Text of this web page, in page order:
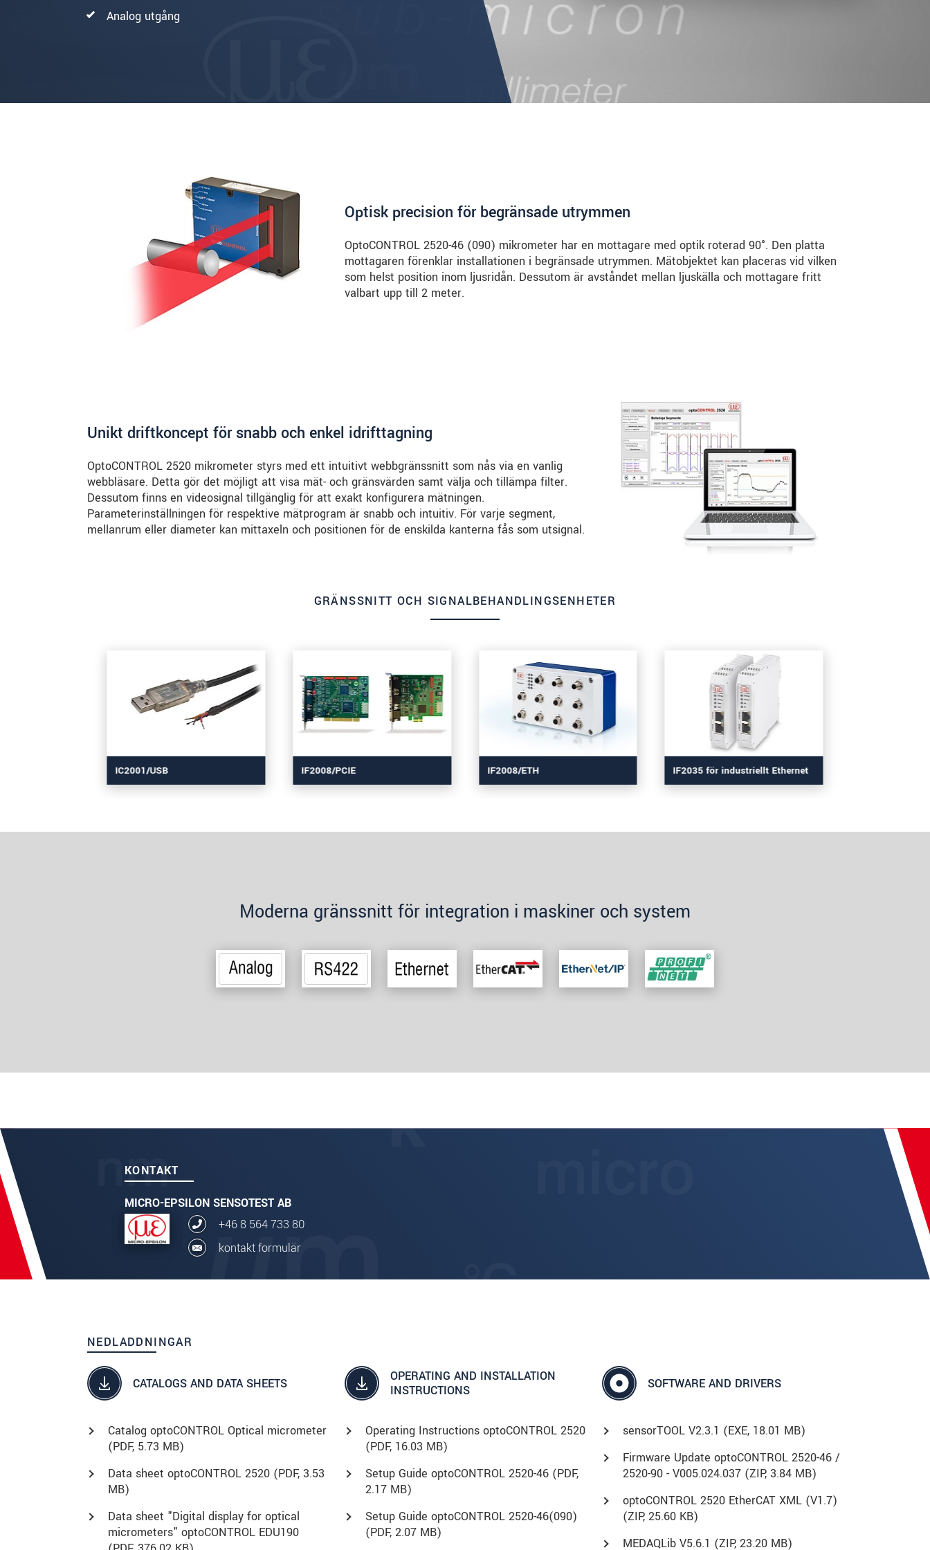
Analog utgång
Optisk precision för begränsade utrymmen
OptoCONTROL 2520-46 (090) mikrometer har en mottagare med optik roterad 90°. Den platta
mottagaren förenklar installationen i begränsade utrymmen. Mätobjektet kan placeras vid vilken
som helst position inom ljusridån. Dessutom är avståndet mellan ljuskälla och mottagare fritt
valbart upp till 2 meter.
Unikt driftkoncept för snabb och enkel idrifttagning
OptoCONTROL 2520 mikrometer styrs med ett intuitivt webbgränssnitt som nås via en vanlig
webbläsare. Detta gör det möjligt att visa mät- och gränsvärden samt välja och tillämpa filter.
Dessutom finns en videosignal tillgänglig för att exakt konfigurera mätningen.
Parameterinställningen för respektive mätprogram är snabb och intuitiv. För varje segment,
mellanrum eller diameter kan mittaxeln och positionen för de enskilda kanterna fås som utsignal.
GRÄNSSNITT OCH SIGNALBEHANDLINGSENHETER
IC2001/USB IF2008/PCIE IF2008/ETH IF2035 för industriellt Ethernet
Moderna gränssnitt för integration i maskiner och system
KONTAKT
MICRO-EPSILON SENSOTEST AB
+46 8 564 733 80
kontakt formulär
NEDLADDNINGAR
CATALOGS AND DATA SHEETS
Catalog optoCONTROL Optical micrometer
(PDF, 5.73 MB)
Data sheet optoCONTROL 2520 (PDF, 3.53
MB)
Data sheet "Digital display for optical
micrometers" optoCONTROL EDU190
OPERATING AND INSTALLATION
INSTRUCTIONS
Operating Instructions optoCONTROL 2520
(PDF, 16.03 MB)
Setup Guide optoCONTROL 2520-46 (PDF,
2.17 MB)
Setup Guide optoCONTROL 2520-46(090)
(PDF, 2.07 MB)
SOFTWARE AND DRIVERS
sensorTOOL V2.3.1 (EXE, 18.01 MB)
Firmware Update optoCONTROL 2520-46 /
2520-90 - V005.024.037 (ZIP, 3.84 MB)
optoCONTROL 2520 EtherCAT XML (V1.7)
(ZIP, 25.60 KB)
MEDAQLib V5.6.1 (ZIP, 23.20 MB)